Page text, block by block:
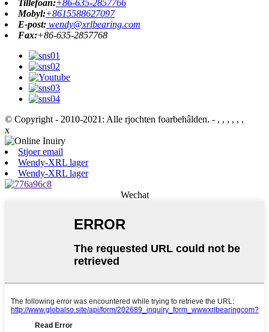
Tillefoan:+86-635-2857766
Mobyl:+8615588627097
E-post: wendy@xrlbearing.com
Fax:+86-635-2857768
© Copyright - 2010-2021: Alle rjochten foarbehâlden. - , , , , , ,
x
Stjoer email
Wendy-XRL lager
Wendy-XRL lager
Wechat